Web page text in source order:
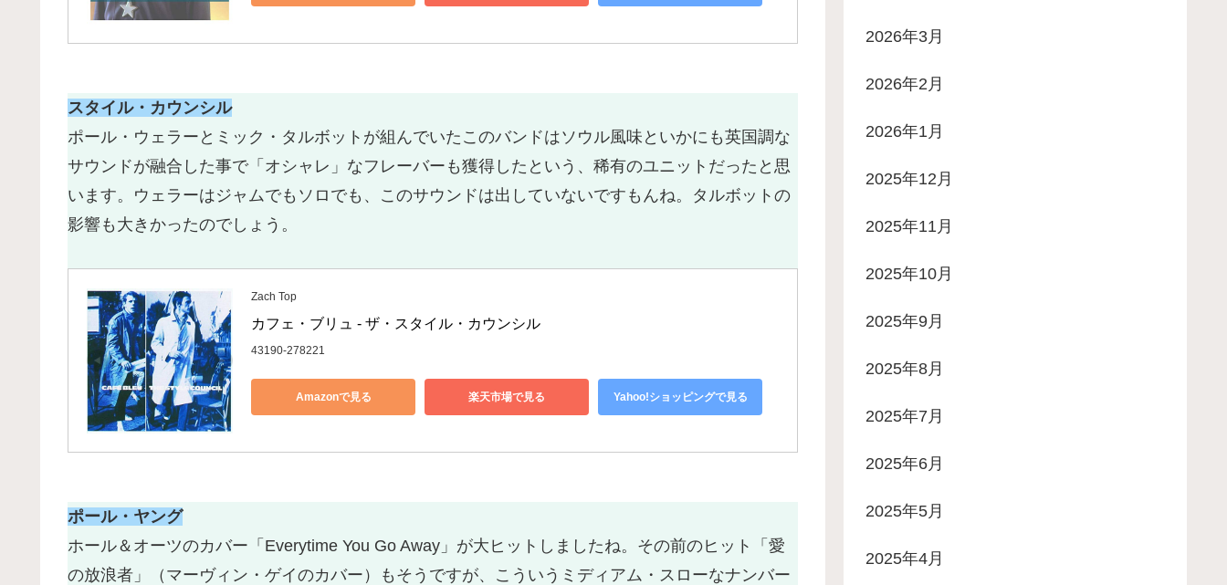
スタイル・カウンシル
ポール・ウェラーとミック・タルボットが組んでいたこのバンドはソウル風味といかにも英国調な
サウンドが融合した事で「オシャレ」なフレーバーも獲得したという、稀有のユニットだったと思
います。ウェラーはジャムでもソロでも、このサウンドは出していないですもんね。タルボットの
影響も大きかったのでしょう。
Zach Top
カフェ・ブリュ - ザ・スタイル・カウンシル
43190-278221
Amazonで見る 楽天市場で見る Yahoo!ショッピングで見る
ポール・ヤング
ホール＆オーツのカバー「Everytime You Go Away」が大ヒットしましたね。その前のヒット「愛
の放浪者」（マーヴィン・ゲイのカバー）もそうですが、こういうミディアム・スローなナンバー
2026年3月
2026年2月
2026年1月
2025年12月
2025年11月
2025年10月
2025年9月
2025年8月
2025年7月
2025年6月
2025年5月
2025年4月